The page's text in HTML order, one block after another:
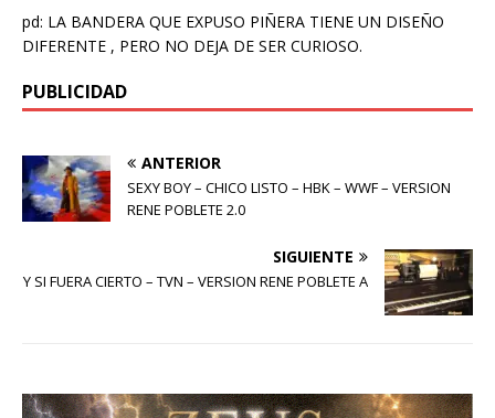
pd: LA BANDERA QUE EXPUSO PIÑERA TIENE UN DISEÑO
DIFERENTE , PERO NO DEJA DE SER CURIOSO.
PUBLICIDAD
ANTERIOR
SEXY BOY – CHICO LISTO – HBK – WWF – VERSION
RENE POBLETE 2.0
SIGUIENTE
Y SI FUERA CIERTO – TVN – VERSION RENE POBLETE A